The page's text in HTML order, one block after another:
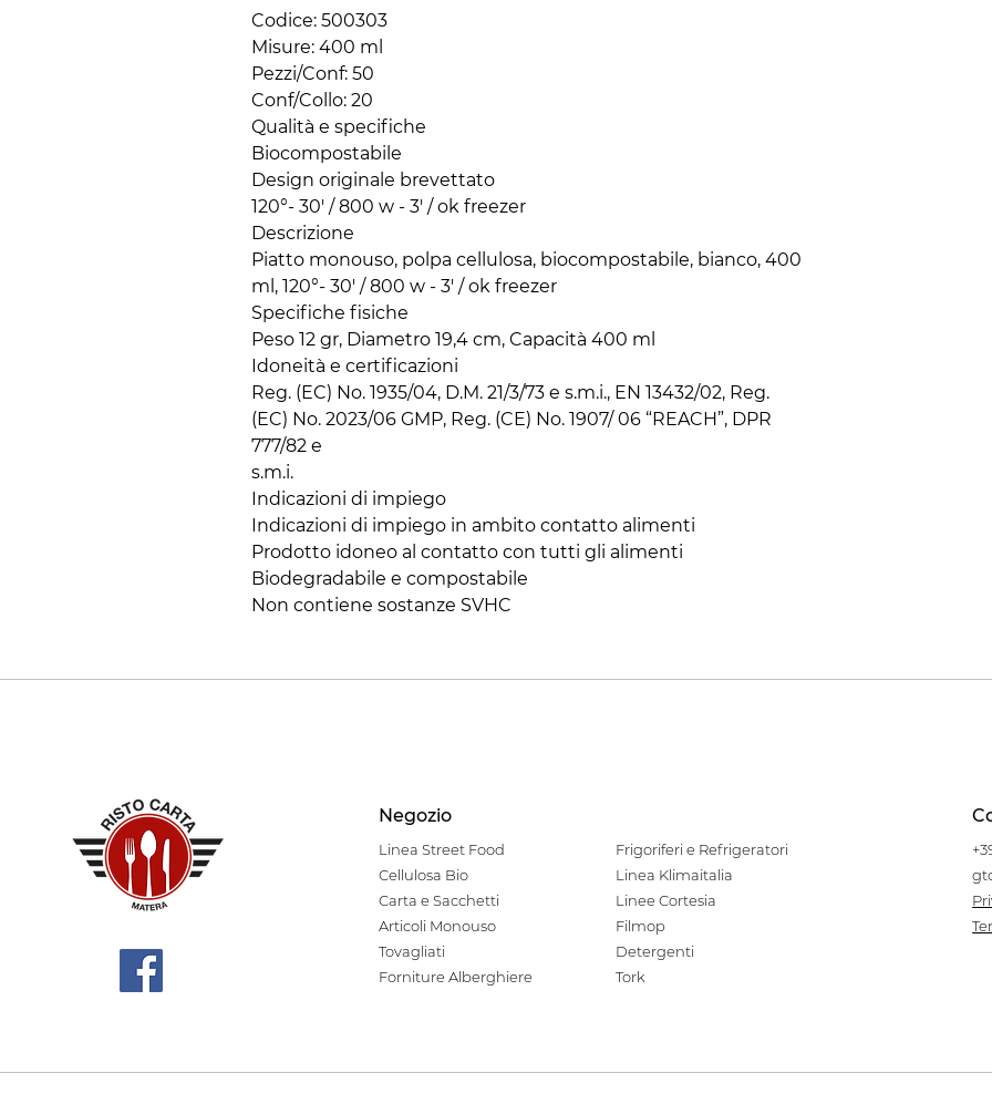
Codice: 500303
Misure: 400 ml
Pezzi/Conf: 50
Conf/Collo: 20
Qualità e specifiche
Biocompostabile
Design originale brevettato
120°- 30' / 800 w - 3' / ok freezer
Descrizione
Piatto monouso, polpa cellulosa, biocompostabile, bianco, 400
ml, 120°- 30' / 800 w - 3' / ok freezer
Specifiche fisiche
Peso 12 gr, Diametro 19,4 cm, Capacità 400 ml
Idoneità e certificazioni
Reg. (EC) No. 1935/04, D.M. 21/3/73 e s.m.i., EN 13432/02, Reg.
(EC) No. 2023/06 GMP, Reg. (CE) No. 1907/ 06 “REACH”, DPR
777/82 e
s.m.i.
Indicazioni di impiego
Indicazioni di impiego in ambito contatto alimenti
Prodotto idoneo al contatto con tutti gli alimenti
Biodegradabile e compostabile
Non contiene sostanze SVHC
Negozio
Linea Street Food
Cellulosa Bio
Carta e Sacchetti
Articoli Monouso
Tovagliati
Forniture Alberghiere
Frigoriferi e Refrigeratori
Linea Klimaitalia
Linee Cortesia
Filmop
Detergenti
Tork